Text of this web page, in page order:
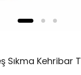
Sıkma Kehribar